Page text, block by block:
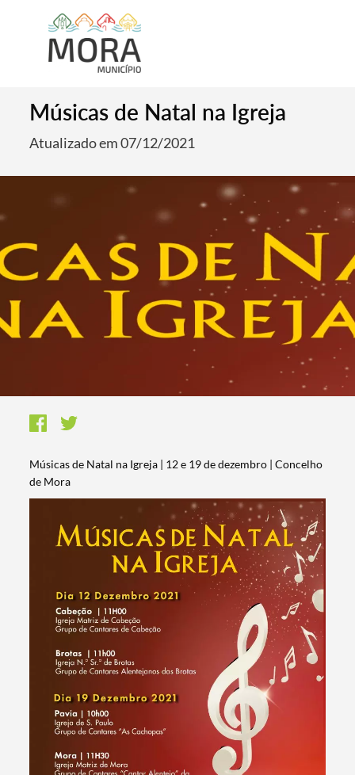
Músicas de Natal na Igreja
Atualizado em 07/12/2021
Músicas de Natal na Igreja | 12 e 19 de dezembro | Concelho
de Mora